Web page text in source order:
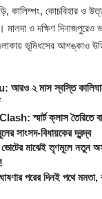
কালিম্পং, কোচবিহার ও
মালদা ও দক্ষিণ দিনাজপুরেও
ভূমিধসের আশঙ্কাও
২ মাস স্বস্তি
স্মার্ট ক্লাস তৈরিতে
সাংসদ-বিধায়কের দ্বন্দ্ব
মাঝেই তৃণমূলে নতুন
পরের দিনই পথে মমতা,